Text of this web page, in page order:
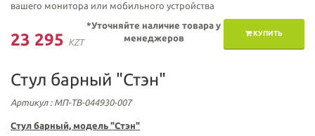
вашего монитора или мобильного устройства
23 295 KZT
КУПИТЬ
*Уточняйте наличие товара у
менеджеров
Стул барный "Стэн"
Артикул: МП-ТВ-044930-007
Стул барный, модель "Стэн"